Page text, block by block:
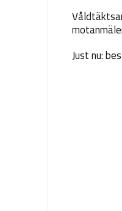
Just nu: